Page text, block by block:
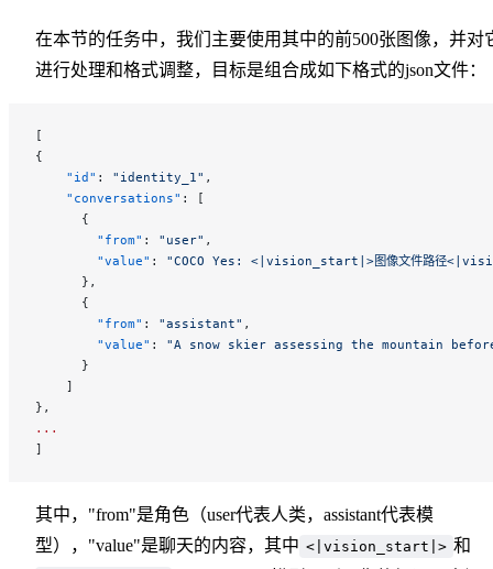
在本节的任务中，我们主要使用其中的前500张图像，并对
进行处理和格式调整，目标是组合成如下格式的json文件：
[
{
    "id"
: "identity_1" ,
    "conversations"
: [
      {
        "from"
: "user" ,
        "value"
: "COCO Yes: <|vision_start|>图像文件路径
      },
      {
        "from"
: "assistant" ,
        "value"
: "A snow skier assessing the mountain
      }
    ]
},
...
]
其中，"from"是角色（user代表人类，assistant代表模
型），"value"是聊天的内容，其中 <|vision_start|> 和